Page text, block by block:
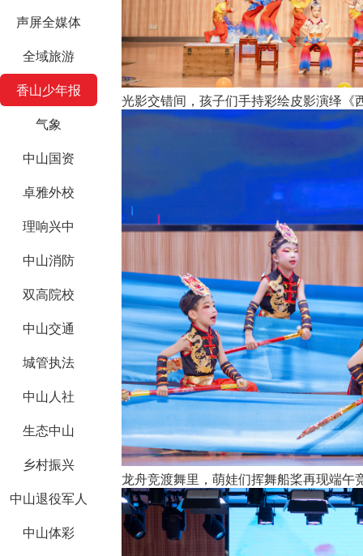
声屏全媒体
全域旅游
香山少年报
气象
中山国资
卓雅外校
理响兴中
中山消防
双高院校
中山交通
城管执法
中山人社
生态中山
乡村振兴
中山退役军人
中山体彩
光影交错间，孩子们手持彩绘皮影演绎《
龙舟竞渡舞里，萌娃们挥舞船桨再现端午